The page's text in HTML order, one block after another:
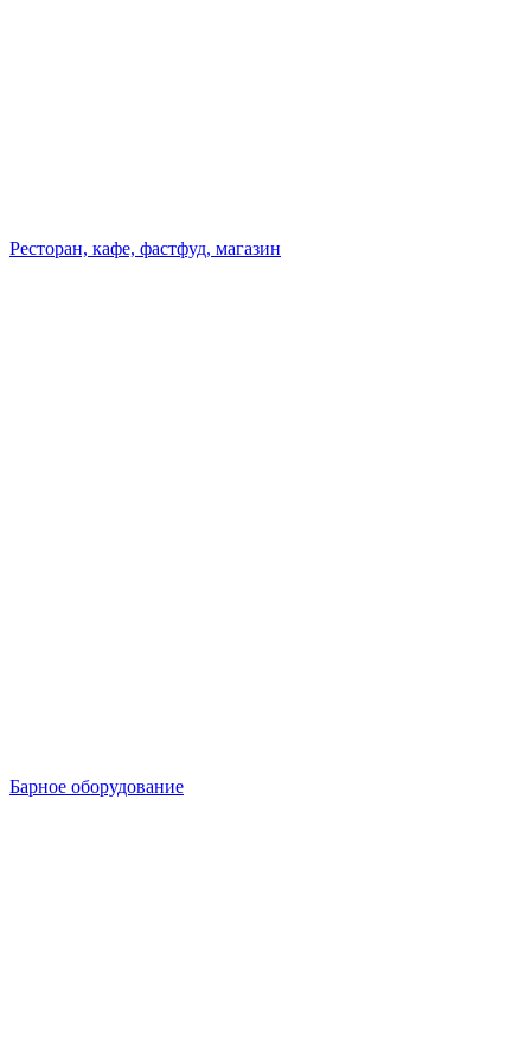
Ресторан, кафе, фастфуд, магазин
Барное оборудование